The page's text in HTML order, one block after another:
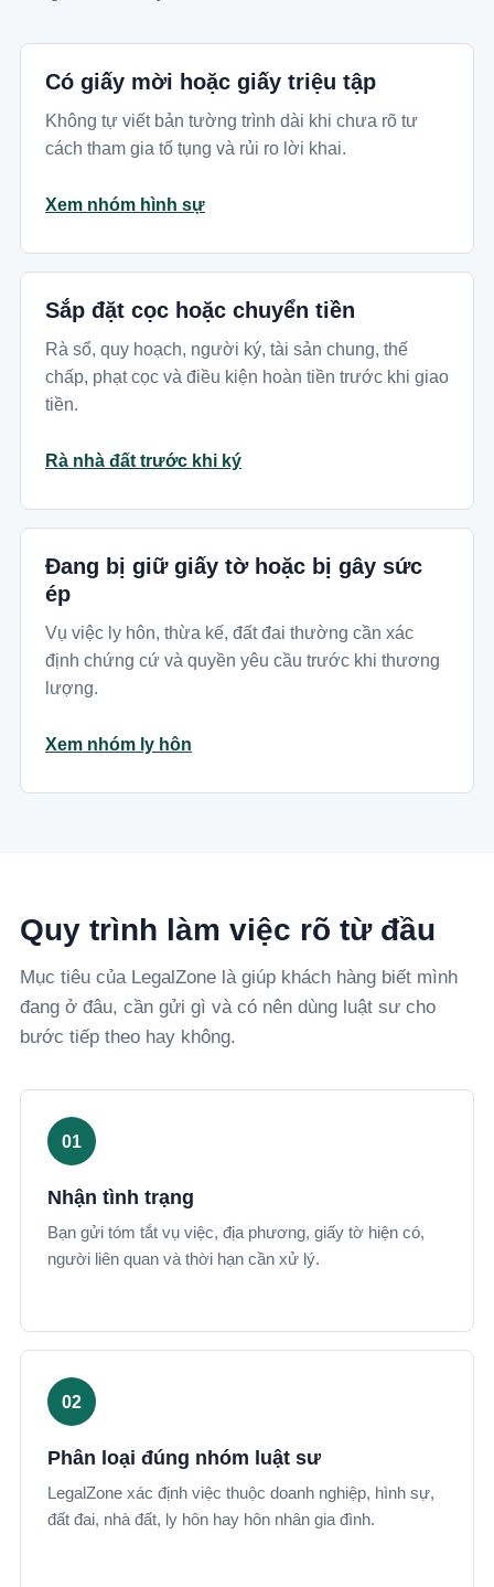
Có giấy mời hoặc giấy triệu tập
Không tự viết bản tường trình dài khi chưa rõ tư
cách tham gia tố tụng và rủi ro lời khai.
Xem nhóm hình sự
Sắp đặt cọc hoặc chuyển tiền
Rà sổ, quy hoạch, người ký, tài sản chung, thế
chấp, phạt cọc và điều kiện hoàn tiền trước khi giao
tiền.
Rà nhà đất trước khi ký
Đang bị giữ giấy tờ hoặc bị gây sức
ép
Vụ việc ly hôn, thừa kế, đất đai thường cần xác
định chứng cứ và quyền yêu cầu trước khi thương
lượng.
Xem nhóm ly hôn
Quy trình làm việc rõ từ đầu
Mục tiêu của LegalZone là giúp khách hàng biết mình
đang ở đâu, cần gửi gì và có nên dùng luật sư cho
bước tiếp theo hay không.
Nhận tình trạng
Bạn gửi tóm tắt vụ việc, địa phương, giấy tờ hiện có,
người liên quan và thời hạn cần xử lý.
Phân loại đúng nhóm luật sư
LegalZone xác định việc thuộc doanh nghiệp, hình sự,
đất đai, nhà đất, ly hôn hay hôn nhân gia đình.